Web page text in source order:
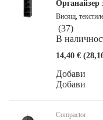
Органайзер
Висящ,
(37)
В
14,40 €
Добави
Добави
Compactor